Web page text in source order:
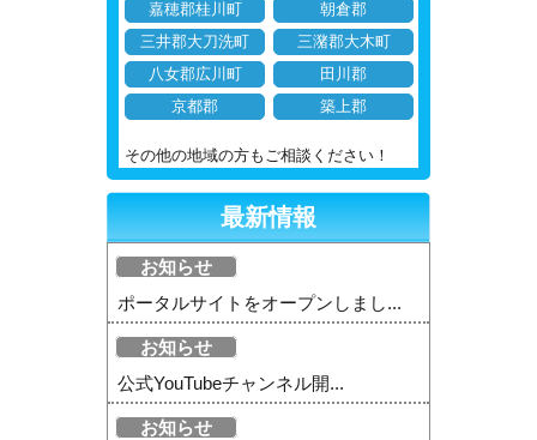
嘉穂郡桂川町
朝倉郡
三井郡大刀洗町
三潴郡大木町
八女郡広川町
田川郡
京都郡
築上郡
その他の地域の方もご相談ください！
最新情報
お知らせ
ポータルサイトをオープンしまし...
お知らせ
公式YouTubeチャンネル開...
お知らせ